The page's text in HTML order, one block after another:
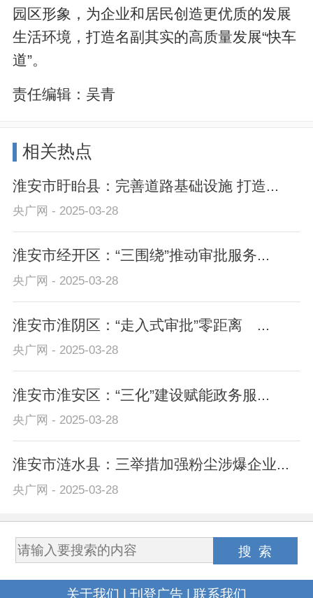
园区形象，为企业和居民创造更优质的发展
生活环境，打造名副其实的高质量发展“快车
道”。
责任编辑： 吴青
相关热点
淮安市盱眙县：完善道路基础设施 打造...
央广网 - 2025-03-28
淮安市经开区：“三围绕”推动审批服务...
央广网 - 2025-03-28
淮安市淮阴区：“走入式审批”零距离 ...
央广网 - 2025-03-28
淮安市淮安区：“三化”建设赋能政务服...
央广网 - 2025-03-28
淮安市涟水县：三举措加强粉尘涉爆企业...
央广网 - 2025-03-28
关于我们 | 刊登广告 | 联系我们